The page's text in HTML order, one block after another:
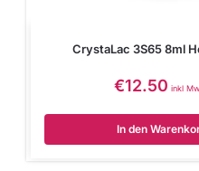
CrystaLac 3S65 8ml
€12.50 inkl
In den